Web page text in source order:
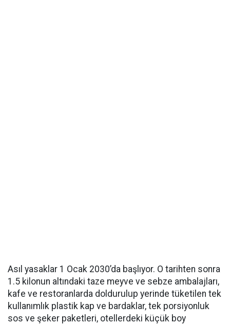
Asıl yasaklar 1 Ocak 2030’da başlıyor. O tarihten sonra
1.5 kilonun altındaki taze meyve ve sebze ambalajları,
kafe ve restoranlarda doldurulup yerinde tüketilen tek
kullanımlık plastik kap ve bardaklar, tek porsiyonluk
sos ve şeker paketleri, otellerdeki küçük boy